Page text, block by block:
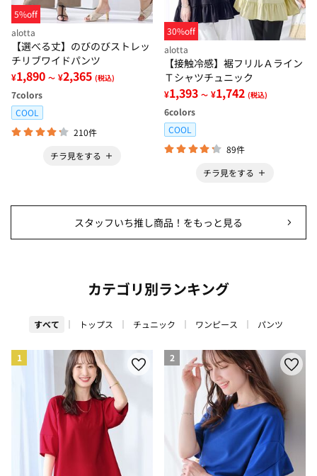
5%off
alotta
【選べる丈】のびのびストレッ
チリブワイドパンツ
¥1,890 ～ ¥2,365 (税込)
7colors
COOL
210件
チラ見をする
30%off
alotta
【接触冷感】裾フリルＡライン
Ｔシャツチュニック
¥1,393 ～ ¥1,742 (税込)
6colors
COOL
89件
チラ見をする
スタッフいち推し商品！をもっと見る
カテゴリ別ランキング
すべて トップス チュニック ワンピース パンツ
1 2